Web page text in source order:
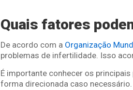
Quais fatores
De acordo com a Organização
problemas de infertilidade. Isso
É importante conhecer os
forma direcionada caso necessário.